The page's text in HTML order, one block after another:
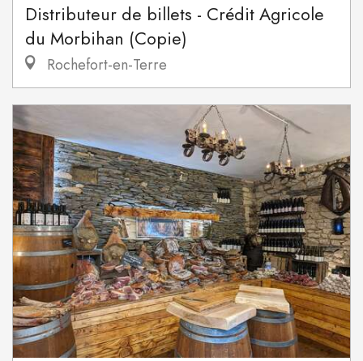
Distributeur de billets - Crédit Agricole
du Morbihan (Copie)
Rochefort-en-Terre